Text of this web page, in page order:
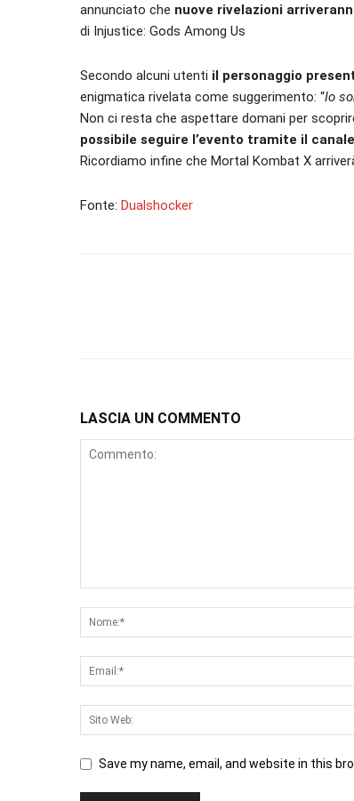
annunciato che nuove rivelazioni
di Injustice: Gods Among Us
Secondo alcuni utenti il personaggio
enigmatica rivelata come suggerimento: “Io
Non ci resta che aspettare domani per
possibile seguire l’evento tramite il canale
Ricordiamo infine che Mortal Kombat X
Fonte: Dualshocker
LASCIA UN COMMENTO
Save my name, email, and website in this